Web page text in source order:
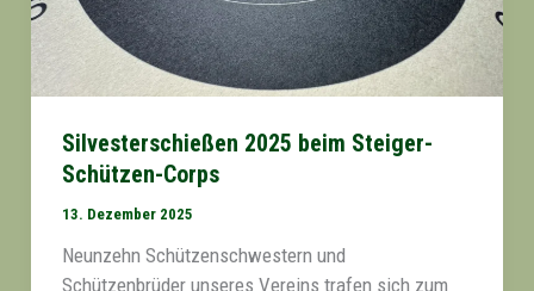
Silvesterschießen 2025 beim Steiger-
Schützen-Corps
13. Dezember 2025
Neunzehn Schützenschwestern und
Schützenbrüder unseres Vereins trafen sich zum